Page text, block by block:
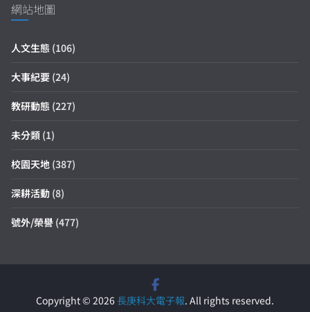
網站地圖
人文生態 (106)
大事紀要 (24)
教研動態 (227)
未分類 (1)
校園天地 (387)
深耕活動 (8)
號外/榮譽 (477)
Copyright © 2026長庚科大電子報. All rights reserved.